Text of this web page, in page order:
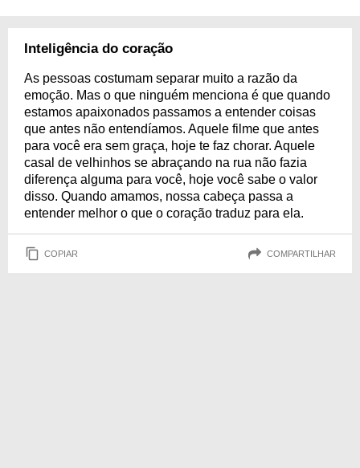
Inteligência do coração
As pessoas costumam separar muito a razão da
emoção. Mas o que ninguém menciona é que quando
estamos apaixonados passamos a entender coisas
que antes não entendíamos. Aquele filme que antes
para você era sem graça, hoje te faz chorar. Aquele
casal de velhinhos se abraçando na rua não fazia
diferença alguma para você, hoje você sabe o valor
disso. Quando amamos, nossa cabeça passa a
entender melhor o que o coração traduz para ela.
COPIAR COMPARTILHAR